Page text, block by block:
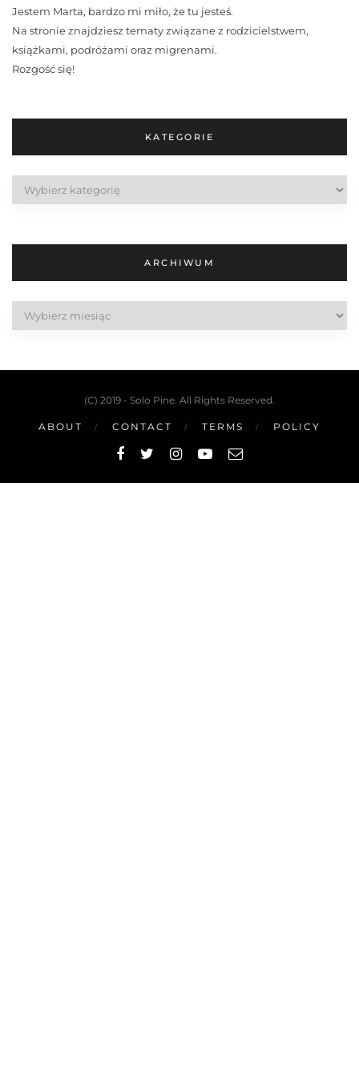
Jestem Marta, bardzo mi miło, że tu jesteś.
Na stronie znajdziesz tematy związane z rodzicielstwem,
książkami, podróżami oraz migrenami.
Rozgość się!
KATEGORIE
Kategorie
ARCHIWUM
Archiwum
(C) 2019 - Solo Pine. All Rights Reserved.
ABOUT CONTACT TERMS POLICY